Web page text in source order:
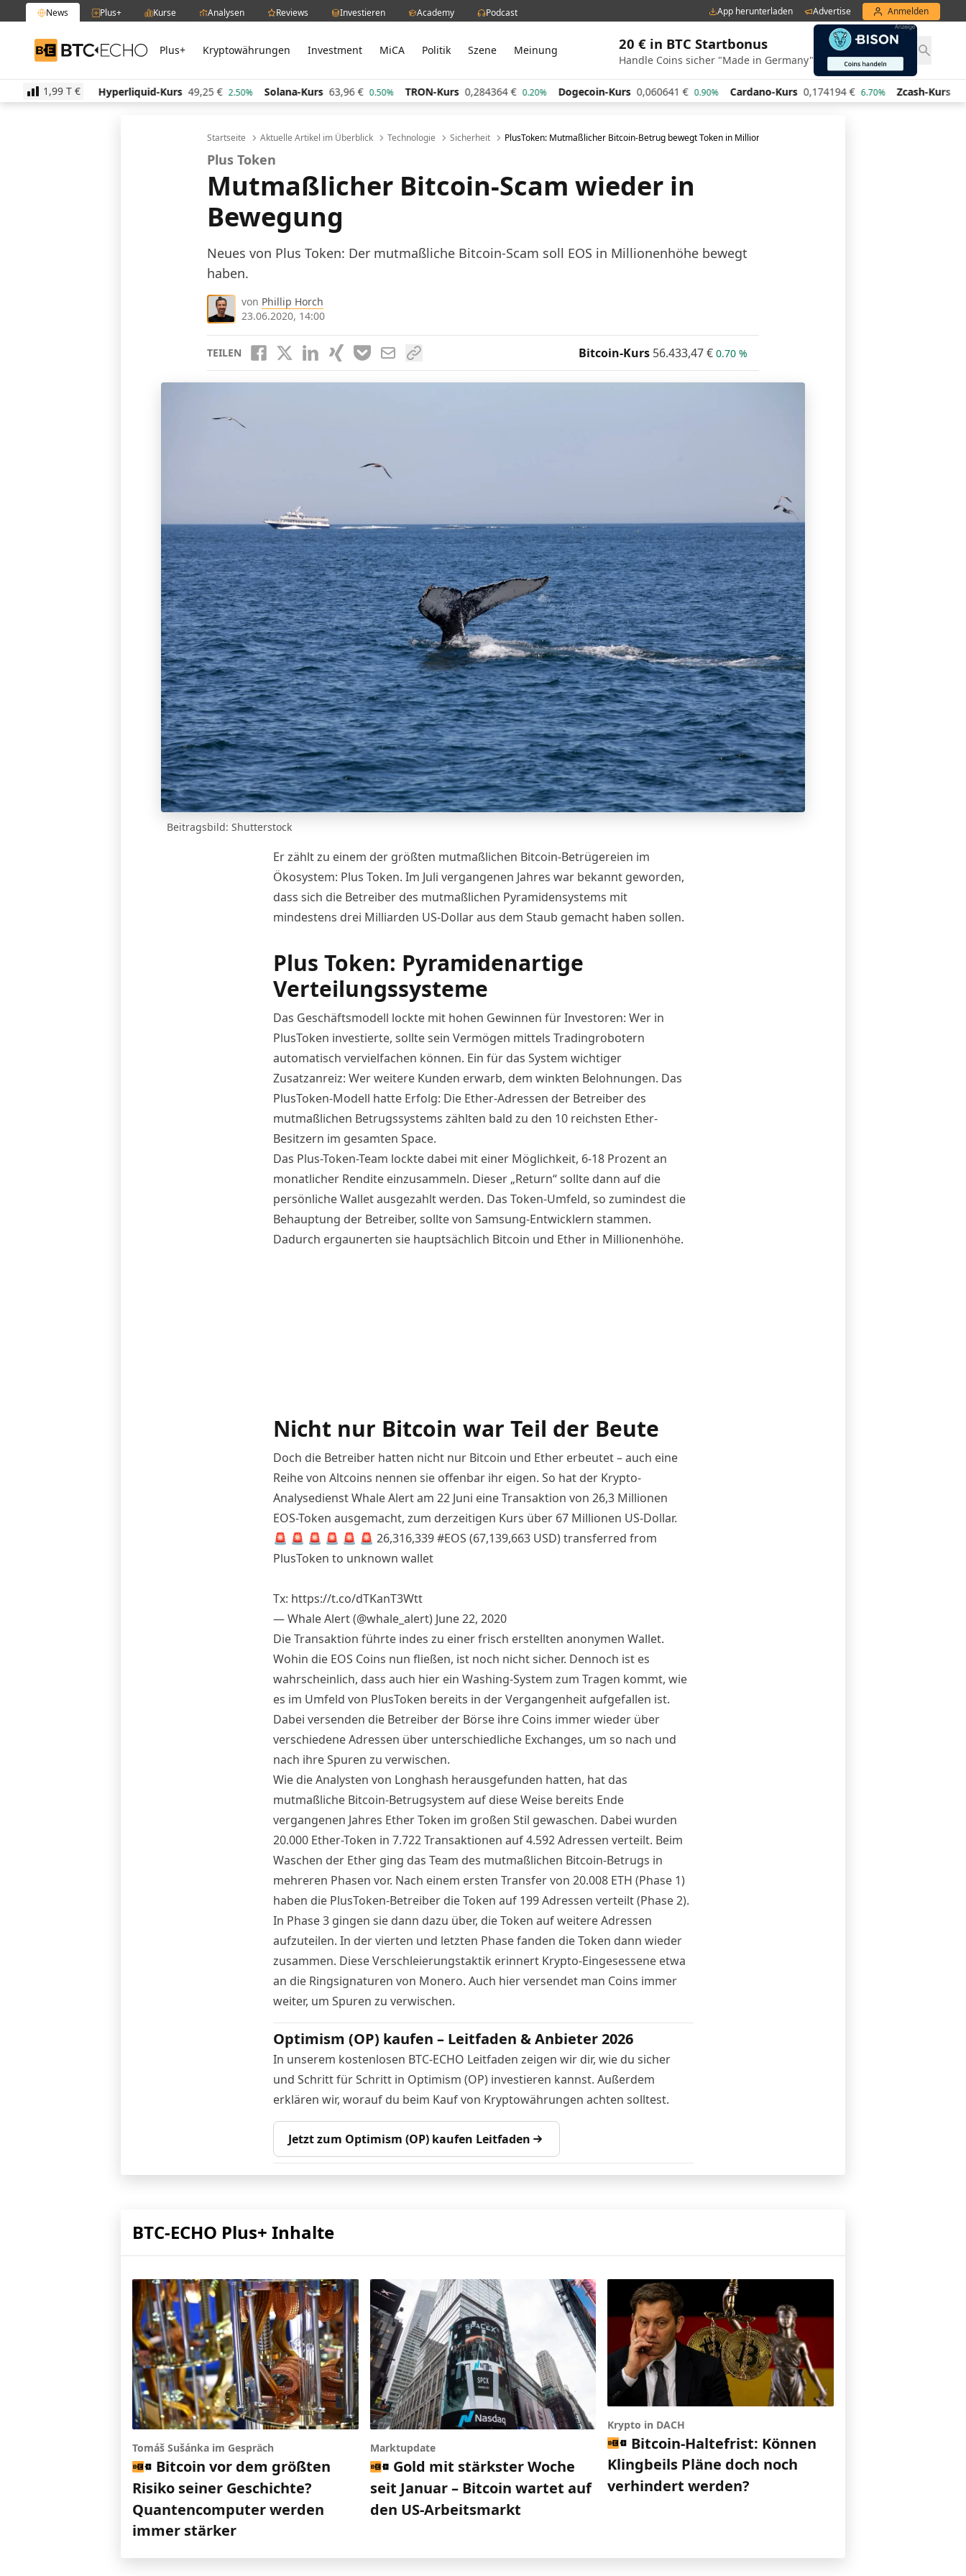
News Plus+ Kurse Analysen Reviews Investieren Academy Podcast App herunterladen Advertise Anmelden
BTC-ECHO Plus+ Kryptowährungen Investment MiCA Politik Szene Meinung 20 € in BTC Startbonus
Handle Coins sicher "Made in Germany"
1,99 T €
-0.20% Hyperliquid-Kurs 49,25 € 2.50% Solana-Kurs 63,96 € 0.50% TRON-Kurs 0,284364 € 0.20% Dogecoin-Kurs 0,060641 € 0.90% Cardano-Kurs 0,174194 € 6.70% Zcash-Kurs 441,29
Startseite Aktuelle Artikel im Überblick Technologie Sicherheit PlusToken: Mutmaßlicher Bitcoin-Betrug bewegt Token in Millionenhöhe
Plus Token
Mutmaßlicher Bitcoin-Scam wieder in
Bewegung
Neues von Plus Token: Der mutmaßliche Bitcoin-Scam soll EOS in Millionenhöhe bewegt
haben.
von Phillip Horch
23.06.2020, 14:00
TEILEN Bitcoin-Kurs 56.433,47€ 0.70 %
Beitragsbild: Shutterstock
Er zählt zu einem der größten mutmaßlichen Bitcoin-Betrügereien im
Ökosystem: Plus Token. Im Juli vergangenen Jahres war bekannt geworden,
dass sich die Betreiber des mutmaßlichen Pyramidensystems mit
mindestens drei Milliarden US-Dollar aus dem Staub gemacht haben sollen.
Plus Token: Pyramidenartige
Verteilungssysteme
Das Geschäftsmodell lockte mit hohen Gewinnen für Investoren: Wer in
PlusToken investierte, sollte sein Vermögen mittels Tradingrobotern
automatisch vervielfachen können. Ein für das System wichtiger
Zusatzanreiz: Wer weitere Kunden erwarb, dem winkten Belohnungen. Das
PlusToken-Modell hatte Erfolg: Die Ether-Adressen der Betreiber des
mutmaßlichen Betrugssystems zählten bald zu den 10 reichsten Ether-
Besitzern im gesamten Space.
Das Plus-Token-Team lockte dabei mit einer Möglichkeit, 6-18 Prozent an
monatlicher Rendite einzusammeln. Dieser „Return“ sollte dann auf die
persönliche Wallet ausgezahlt werden. Das Token-Umfeld, so zumindest die
Behauptung der Betreiber, sollte von Samsung-Entwicklern stammen.
Dadurch ergaunerten sie hauptsächlich Bitcoin und Ether in Millionenhöhe.
Nicht nur Bitcoin war Teil der Beute
Doch die Betreiber hatten nicht nur Bitcoin und Ether erbeutet – auch eine
Reihe von Altcoins nennen sie offenbar ihr eigen. So hat der Krypto-
AnalysedienstWhale Alertam 22 Juni eine Transaktion von 26,3 Millionen
EOS-Token ausgemacht, zum derzeitigen Kurs über 67 Millionen US-Dollar.
🚨 🚨 🚨 🚨 🚨 🚨 26,316,339#EOS (67,139,663 USD) transferred from
PlusToken to unknown wallet
Tx: https://t.co/dTKanT3Wtt
— Whale Alert (@whale_alert) June 22, 2020
Die Transaktion führte indes zu einer frisch erstellten anonymen Wallet.
Wohin die EOS Coins nun fließen, ist noch nicht sicher. Dennoch ist es
wahrscheinlich, dass auch hier ein Washing-System zum Tragen kommt, wie
es im Umfeld von PlusToken bereits in der Vergangenheit aufgefallen ist.
Dabei versenden die Betreiber der Börse ihre Coins immer wieder über
verschiedene Adressen über unterschiedliche Exchanges, um so nach und
nach ihre Spuren zu verwischen.
Wie die Analysten von Longhash herausgefunden hatten, hat das
mutmaßliche Bitcoin-Betrugsystem auf diese Weise bereits Ende
vergangenen Jahres Ether Token im großen Stil gewaschen. Dabei wurden
20.000 Ether-Token in 7.722 Transaktionen auf 4.592 Adressen verteilt. Beim
Waschen der Ether ging das Team des mutmaßlichen Bitcoin-Betrugs in
mehreren Phasen vor. Nach einem ersten Transfer von 20.008 ETH (Phase 1)
haben die PlusToken-Betreiber die Token auf 199 Adressen verteilt (Phase 2).
In Phase 3 gingen sie dann dazu über, die Token auf weitere Adressen
aufzuteilen. In der vierten und letzten Phase fanden die Token dann wieder
zusammen. Diese Verschleierungstaktik erinnert Krypto-Eingesessene etwa
an die Ringsignaturen von Monero. Auch hier versendet man Coins immer
weiter, um Spuren zu verwischen.
Optimism (OP) kaufen – Leitfaden & Anbieter 2026
In unserem kostenlosen BTC-ECHO Leitfaden zeigen wir dir, wie du sicher
und Schritt für Schritt in Optimism (OP) investieren kannst. Außerdem
erklären wir, worauf du beim Kauf von Kryptowährungen achten solltest.
Jetzt zum Optimism (OP) kaufen Leitfaden
BTC-ECHO Plus+ Inhalte
Tomáš Sušánka im Gespräch
Bitcoin vor dem größten
Risiko seiner Geschichte?
Quantencomputer werden
immer stärker
Marktupdate
Gold mit stärkster Woche
seit Januar – Bitcoin wartet auf
den US-Arbeitsmarkt
Krypto in DACH
Bitcoin-Haltefrist: Können
Klingbeils Pläne doch noch
verhindert werden?